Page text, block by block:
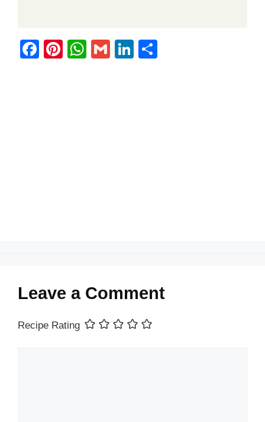
F
Pi
W
G
Li
Leave a Comment
Recipe Rating